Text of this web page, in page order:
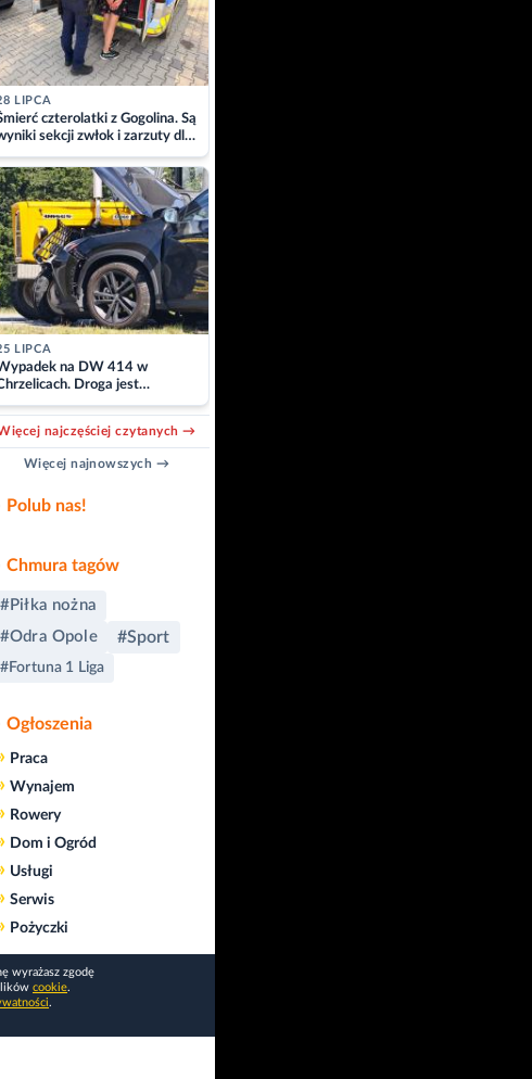
LIPCA
czterolatki z Gogolina. Są
sekcji zwłok i zarzuty dla
LIPCA
na DW 414 w
Droga jest
najczęściej czytanych →
Więcej najnowszych →
Polub nas!
Chmura tagów
#Piłka nożna
#Odra Opole
#Sport
#Fortuna 1 Liga
Ogłoszenia
Praca
Wynajem
Rowery
Dom i Ogród
Usługi
Serwis
Pożyczki
wyrażasz zgodę
cookie.
.